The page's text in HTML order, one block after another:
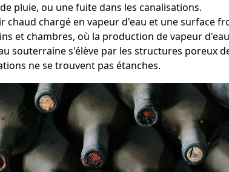
pluie, ou une fuite dans les canalisations.
chaud chargé en vapeur d'eau et une surface
et chambres, où la production de vapeur
souterraine s'élève par les structures poreux
ne se trouvent pas étanches.